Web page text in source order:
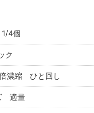
4個
ク
濃縮 ひと回し
適量